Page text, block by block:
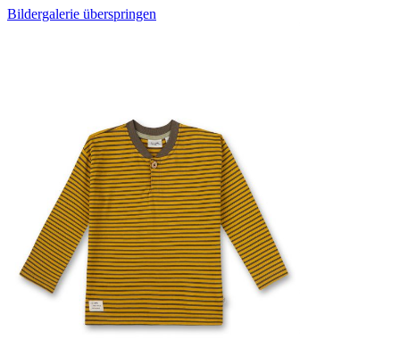
Bildergalerie überspringen